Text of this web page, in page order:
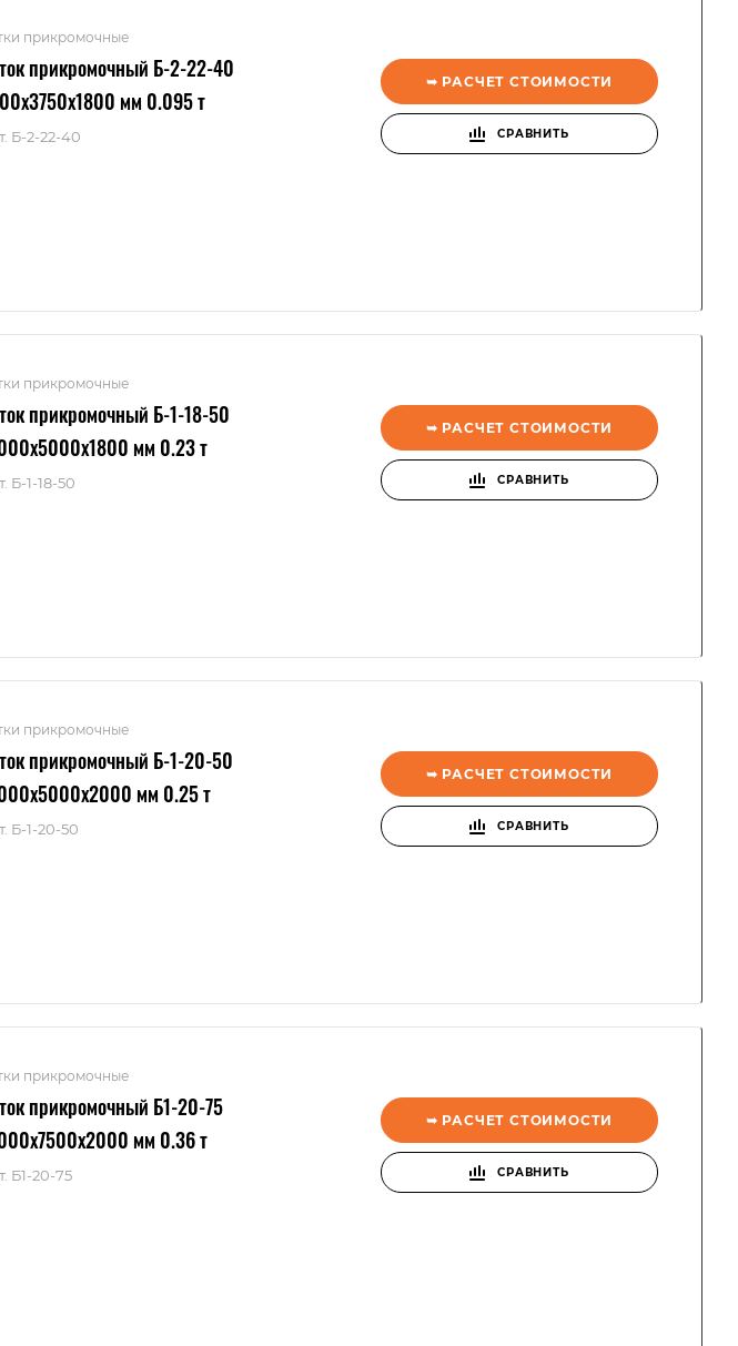
прикромочные
прикромочный Б-2-22-40
мм 0.095 т
Б-2-22-40
➥ РАСЧЕТ СТОИМОСТИ
СРАВНИТЬ
прикромочные
прикромочный Б-1-18-50
мм 0.23 т
Б-1-18-50
➥ РАСЧЕТ СТОИМОСТИ
СРАВНИТЬ
прикромочные
прикромочный Б-1-20-50
мм 0.25 т
Б-1-20-50
➥ РАСЧЕТ СТОИМОСТИ
СРАВНИТЬ
прикромочные
прикромочный Б1-20-75
мм 0.36 т
Б1-20-75
➥ РАСЧЕТ СТОИМОСТИ
СРАВНИТЬ